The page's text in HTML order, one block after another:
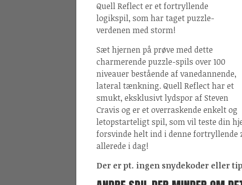
Quell Reflect er et fortryllende
logikspil, som har taget puzzle-
verdenen med storm!
Sæt hjernen på prøve med dette
charmerende puzzle-spils over 100
niveauer bestående af vanedannende,
lateral tænkning. Quell Reflect har et
smukt, eksklusivt lydspor af Steven
Cravis og er et overraskende enkelt og
letopstarteligt spil, som vil teste din
forsvinde helt ind i denne fortryllende
allerede i dag!
Der er pt. ingen snydekoder eller